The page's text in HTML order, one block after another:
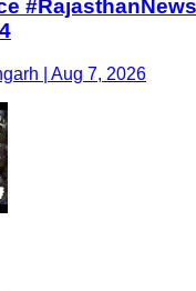
| Aug 7, 2026